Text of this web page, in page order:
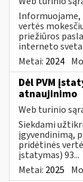
Informuojame,
vertės
priežiūros
interneto
Metai: 2024
Dėl PVM
atnaujinimo
Web turinio
Siekdami
įgyvendinimą,
pridėtinės
įstatymas) 93...
Metai: 2025